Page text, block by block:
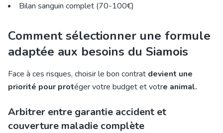
Bilan sanguin complet (70-100€)
Comment sélectionner une formule
adaptée aux besoins du Siamois
Face à ces risques, choisir le bon contrat devient une
priorité pour protéger votre budget et votre animal.
Arbitrer entre garantie accident et
couverture maladie complète